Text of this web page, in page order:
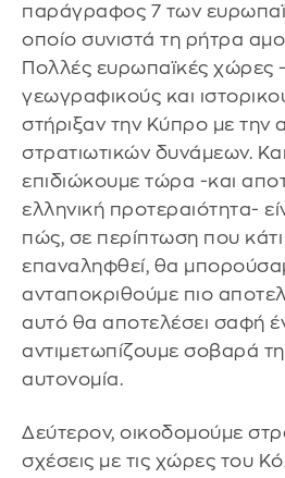
παράγραφος 7 των
οποίο συνιστά τη ρήτρα
Πολλές ευρωπαϊκές χώρες -
γεωγραφικούς και
στήριξαν την Κύπρο με την
στρατιωτικών δυνάμεων.
επιδιώκουμε τώρα -και
ελληνική προτεραιότητα-
πώς, σε περίπτωση που κάτι
επαναληφθεί, θα
ανταποκριθούμε πιο
αυτό θα αποτελέσει σαφή
αντιμετωπίζουμε σοβαρά
αυτονομία.
Δεύτερον, οικοδομούμε
σχέσεις με τις χώρες του